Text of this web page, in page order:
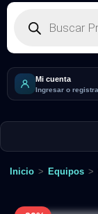
Mi cuenta
Ingresar o
Inicio > Equipos >